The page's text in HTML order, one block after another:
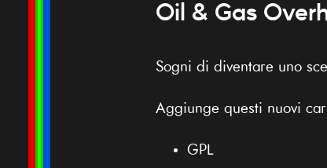
Oil & Gas
Sogni di diventare uno
Aggiunge questi nuovi
GPL